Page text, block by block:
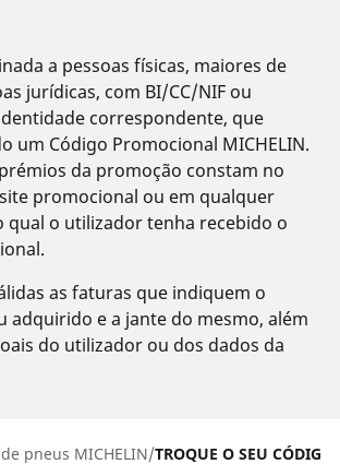
a pessoas físicas, maiores de
jurídicas, com BI/CC/NIF ou
correspondente, que
um Código Promocional MICHELIN.
da promoção constam no
promocional ou em qualquer
qual o utilizador tenha recebido o
as faturas que indiquem o
adquirido e a jante do mesmo, além
do utilizador ou dos dados da
pneus MICHELIN TROQUE O SEU